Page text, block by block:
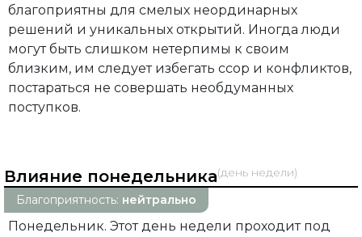
благоприятны для смелых неординарных
решений и уникальных открытий. Иногда люди
могут быть слишком нетерпимы к своим
близким, им следует избегать ссор и конфликтов,
постараться не совершать необдуманных
поступков.
Влияние понедельника(день недели)
Благоприятность: нейтрально
Понедельник. Этот день недели проходит под